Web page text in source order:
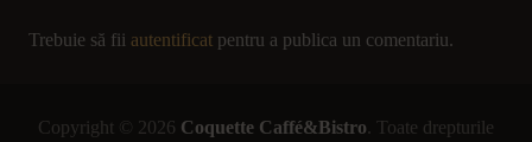
Trebuie să fii autentificat pentru a publica un comentariu.
Copyright © 2026 Coquette Caffé&Bistro . Toate drepturile